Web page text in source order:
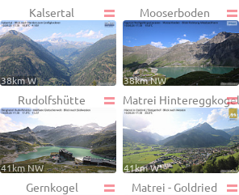
Kalsertal
38km W
Mooserboden
38km NW
Rudolfshütte
41km NW
Matrei Hintereggkogel
41km W
Gernkogel Matrei - Goldried